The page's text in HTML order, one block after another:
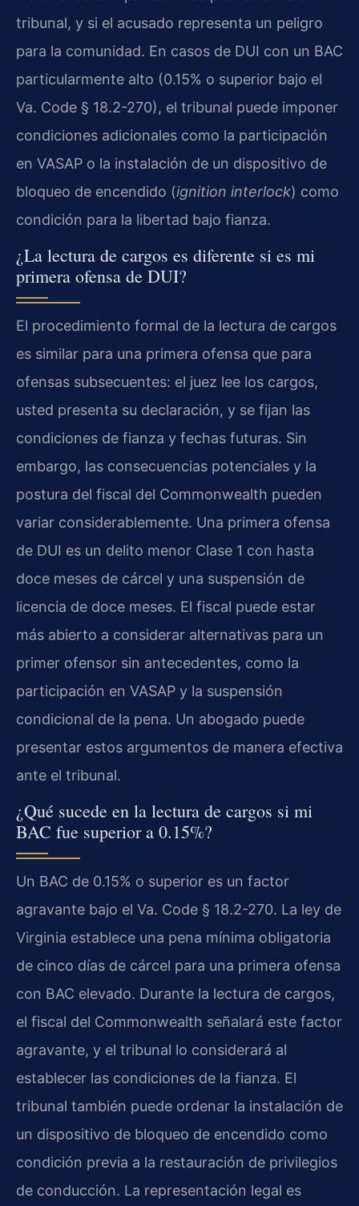
tribunal, y si el acusado representa un peligro
para la comunidad. En casos de DUI con un BAC
particularmente alto (0.15% o superior bajo el
Va. Code § 18.2-270), el tribunal puede imponer
condiciones adicionales como la participación
en VASAP o la instalación de un dispositivo de
bloqueo de encendido (ignition interlock) como
condición para la libertad bajo fianza.
¿La lectura de cargos es diferente si es mi
primera ofensa de DUI?
El procedimiento formal de la lectura de cargos
es similar para una primera ofensa que para
ofensas subsecuentes: el juez lee los cargos,
usted presenta su declaración, y se fijan las
condiciones de fianza y fechas futuras. Sin
embargo, las consecuencias potenciales y la
postura del fiscal del Commonwealth pueden
variar considerablemente. Una primera ofensa
de DUI es un delito menor Clase 1 con hasta
doce meses de cárcel y una suspensión de
licencia de doce meses. El fiscal puede estar
más abierto a considerar alternativas para un
primer ofensor sin antecedentes, como la
participación en VASAP y la suspensión
condicional de la pena. Un abogado puede
presentar estos argumentos de manera efectiva
ante el tribunal.
¿Qué sucede en la lectura de cargos si mi
BAC fue superior a 0.15%?
Un BAC de 0.15% o superior es un factor
agravante bajo el Va. Code § 18.2-270. La ley de
Virginia establece una pena mínima obligatoria
de cinco días de cárcel para una primera ofensa
con BAC elevado. Durante la lectura de cargos,
el fiscal del Commonwealth señalará este factor
agravante, y el tribunal lo considerará al
establecer las condiciones de la fianza. El
tribunal también puede ordenar la instalación de
un dispositivo de bloqueo de encendido como
condición previa a la restauración de privilegios
de conducción. La representación legal es